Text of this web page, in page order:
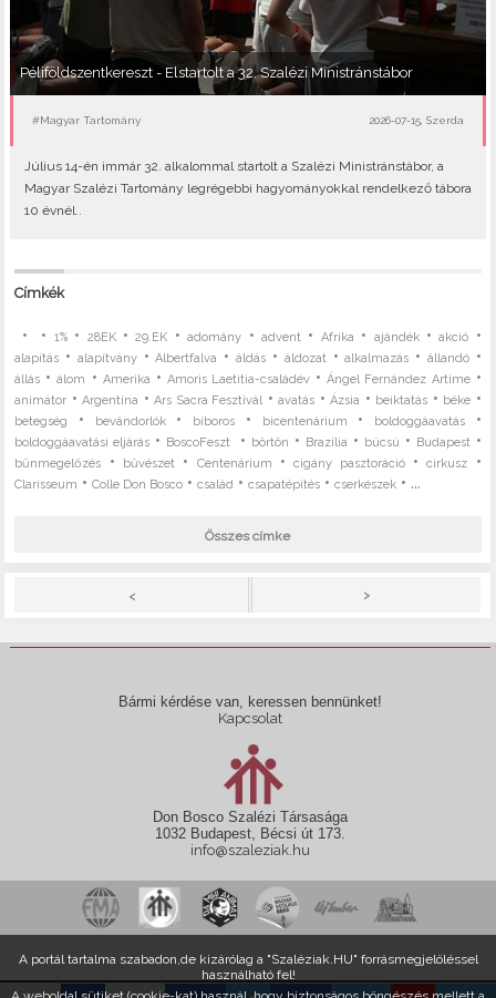
Péliföldszentkereszt - Elstartolt a 32. Szalézi Ministránstábor
#Magyar Tartomány 2026-07-15, Szerda
Július 14-én immár 32. alkalommal startolt a Szalézi Ministránstábor, a
Magyar Szalézi Tartomány legrégebbi hagyományokkal rendelkező tábora
10 évnél..
Címkék
• • 1%• 28EK•29.EK •adomány •advent • Afrika • ajándék•akció •
alapítás • alapítvány•Albertfalva •áldás • áldozat•alkalmazás • állandó•
állás •álom • Amerika • Amoris Laetitia-családév •Ángel Fernández Artime•
animátor •Argentína •Ars Sacra Fesztivál •avatás •Ázsia • beiktatás • béke •
betegség • bevándorlók• bíboros • bicentenárium • boldoggáavatás•
boldoggáavatási eljárás • BoscoFeszt • börtön • Brazília • búcsú • Budapest•
bűnmegelőzés • bűvészet• Centenárium •cigány pasztoráció•cirkusz •
Clarisseum •Colle Don Bosco •család •csapatépítés •cserkészek • ...
Összes címke
< >
Bármi kérdése van, keressen bennünket!
Kapcsolat
Don Bosco Szalézi Társasága
1032 Budapest, Bécsi út 173.
info@szaleziak.hu
A portál tartalma szabadon,de kizárólag a "Szaléziak.HU" forrásmegjelöléssel
használható fel!